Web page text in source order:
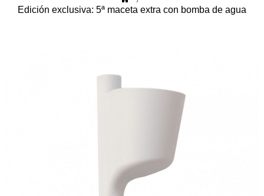
Edición exclusiva: 5ª maceta extra con bomba de agua